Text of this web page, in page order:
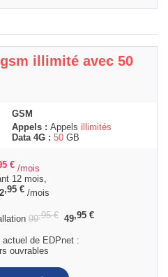
illimité avec 50
GSM
Appels : Appels illimités
Data 4G : 50 GB
€ /mois
12 mois,
,95 €/mois
99,95€ 49,95 €
actuel de EDPnet :
ouvrables